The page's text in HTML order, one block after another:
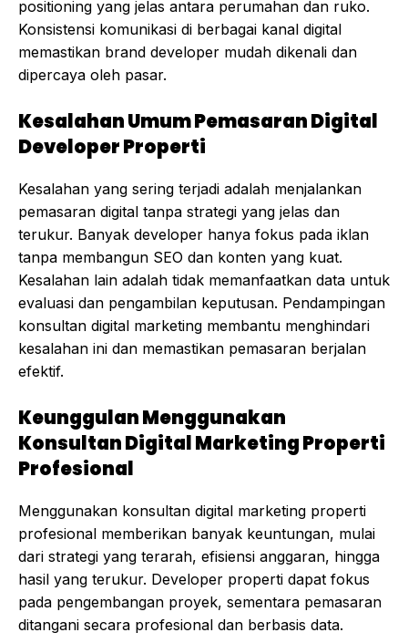
positioning yang jelas antara perumahan dan ruko.
Konsistensi komunikasi di berbagai kanal digital
memastikan brand developer mudah dikenali dan
dipercaya oleh pasar.
Kesalahan Umum Pemasaran Digital
Developer Properti
Kesalahan yang sering terjadi adalah menjalankan
pemasaran digital tanpa strategi yang jelas dan
terukur. Banyak developer hanya fokus pada iklan
tanpa membangun SEO dan konten yang kuat.
Kesalahan lain adalah tidak memanfaatkan data untuk
evaluasi dan pengambilan keputusan. Pendampingan
konsultan digital marketing membantu menghindari
kesalahan ini dan memastikan pemasaran berjalan
efektif.
Keunggulan Menggunakan
Konsultan Digital Marketing Properti
Profesional
Menggunakan konsultan digital marketing properti
profesional memberikan banyak keuntungan, mulai
dari strategi yang terarah, efisiensi anggaran, hingga
hasil yang terukur. Developer properti dapat fokus
pada pengembangan proyek, sementara pemasaran
ditangani secara profesional dan berbasis data.